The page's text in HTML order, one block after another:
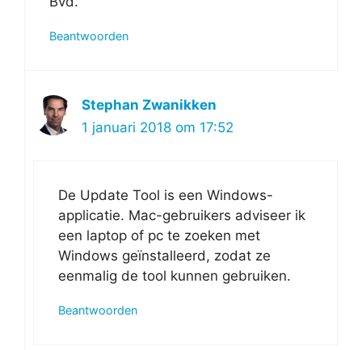
Beantwoorden
Stephan Zwanikken
1 januari 2018 om 17:52
De Update Tool is een Windows-
applicatie. Mac-gebruikers adviseer ik
een laptop of pc te zoeken met
Windows geïnstalleerd, zodat ze
eenmalig de tool kunnen gebruiken.
Beantwoorden